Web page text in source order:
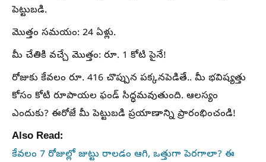
పెట్టుబడి.
మొత్తం సమయం: 24 ఏళ్లు.
మీ చేతికి వచ్చే మొత్తం: రూ. 1 కోటి పైనే!
రోజుకు కేవలం రూ. 416 చొప్పున పక్కనపెడితే.. మీ భవిష్యత్తు
కోసం కోటి రూపాయల ఫండ్ సిద్ధమవుతుంది. ఆలస్యం
ఎందుకు? ఈరోజే మీ పెట్టుబడి ప్రయాణాన్ని ప్రారంభించండి!
Also Read:
కేవలం 7 రోజుల్లో జుట్టు రాలడం ఆగి, ఒత్తుగా పెరగాలా? ఈ